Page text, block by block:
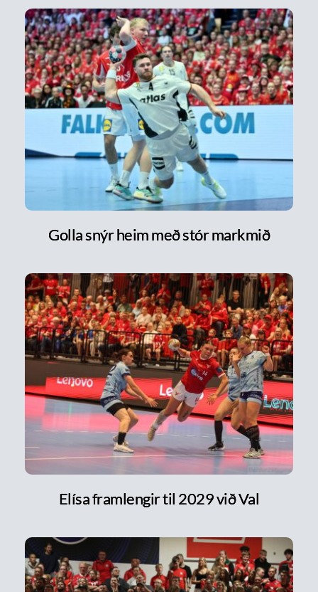
Golla snýr heim með stór markmið
Elísa framlengir til 2029 við Val